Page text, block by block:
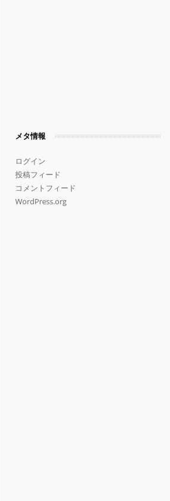
メタ情報
ログイン
投稿フィード
コメントフィード
WordPress.org